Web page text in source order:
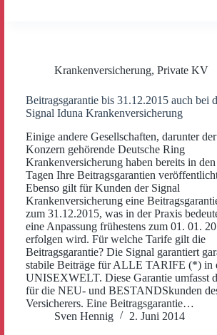
Krankenversicherung, Private KV
Beitragsgarantie bis 31.12.2015 auch bei
Signal Iduna Krankenversicherung
Einige andere Gesellschaften, darunter
Konzern gehörende Deutsche Ring
Krankenversicherung haben bereits in
Tagen Ihre Beitragsgarantien
Ebenso gilt für Kunden der Signal
Krankenversicherung eine
zum 31.12.2015, was in der Praxis
eine Anpassung frühestens zum 01. 01.
erfolgen wird. Für welche Tarife gilt die
Beitragsgarantie? Die Signal garantiert
stabile Beiträge für ALLE TARIFE (*) in
UNISEXWELT. Diese Garantie umfasst
für die NEU- und BESTANDSkunden
Versicherers. Eine Beitragsgarantie…
Sven Hennig
2. Juni 2014